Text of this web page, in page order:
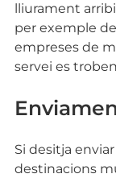
lliurament
per exemple
empreses de
servei es
Si desitja
destinacions